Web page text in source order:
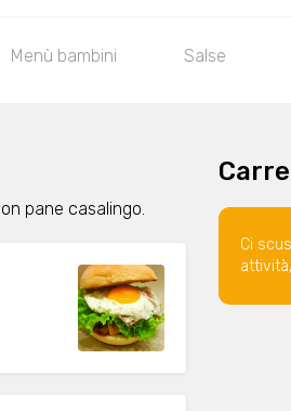
Menù bambini Salse
pane casalingo.
Ci